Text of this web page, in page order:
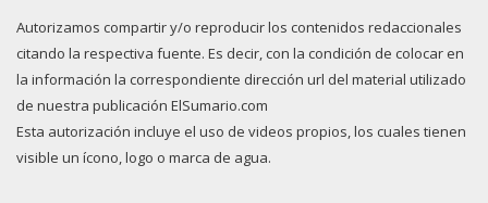
Autorizamos compartir y/o reproducir los contenidos redaccionales
citando la respectiva fuente. Es decir, con la condición de colocar en
la información la correspondiente dirección url del material utilizado
de nuestra publicación ElSumario.com
Esta autorización incluye el uso de videos propios, los cuales tienen
visible un ícono, logo o marca de agua.